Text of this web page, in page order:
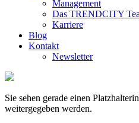
Management
Das TRENDCITY
Karriere
Blog
Kontakt
Newsletter
Sie sehen gerade einen
weitergegeben werden.